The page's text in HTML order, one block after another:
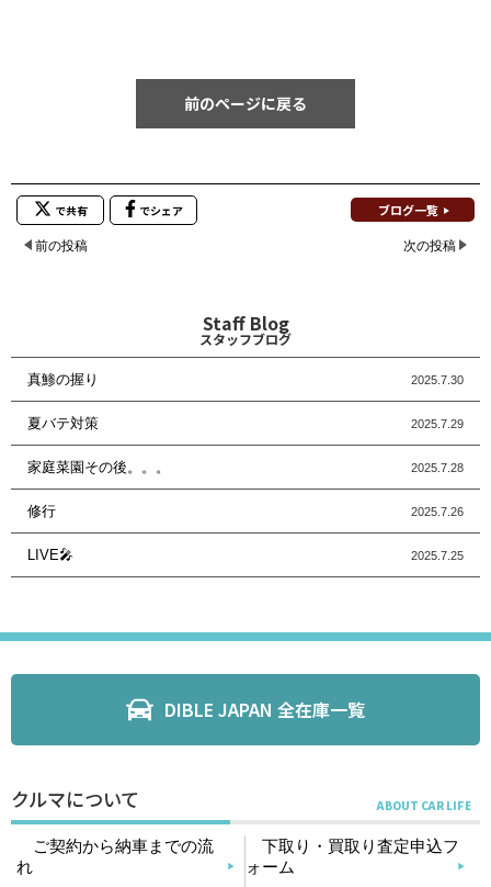
前のページに戻る
で共有 でシェア ブログ一覧
前の投稿 次の投稿
Staff Blog
スタッフブログ
真鯵の握り 2025.7.30
夏バテ対策 2025.7.29
家庭菜園その後。。。 2025.7.28
修行 2025.7.26
LIVE🎤 2025.7.25
DIBLE JAPAN 全在庫一覧
クルマについて
ご契約から納車までの流
れ
下取り・買取り査定申込フ
ォーム